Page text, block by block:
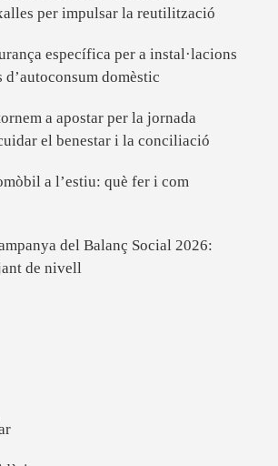
per impulsar la reutilització
específica per a instal·lacions
domèstic
a apostar per la jornada
el benestar i la conciliació
a l’estiu: què fer i com
del Balanç Social 2026:
de nivell